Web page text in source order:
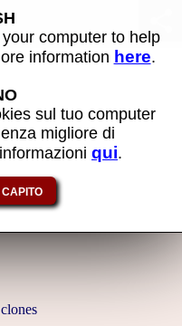
computer to help
information here.
sul tuo computer
migliore di
qui.